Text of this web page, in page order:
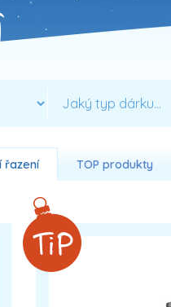
řazení TOP produkty